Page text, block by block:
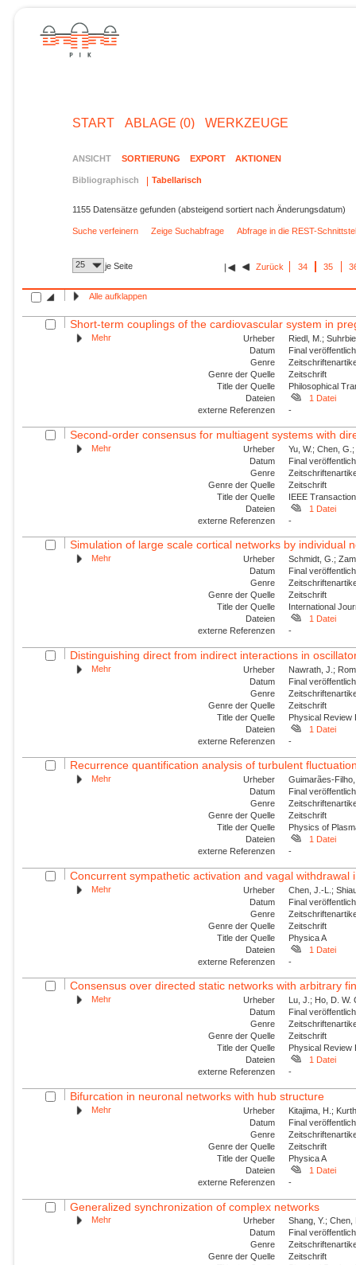
START ABLAGE (0) WERKZEUGE
ANSICHT SORTIERUNG EXPORT AKTIONEN
Bibliographisch Tabellarisch
1155 Datensätze gefunden (absteigend sortiert nach Änderungsdatum)
Suche verfeinern Zeige Suchabfrage Abfrage in die REST-
25 je Seite Zurück 34 35
Alle aufklappen
Short-term couplings of the cardiovascular system in
Mehr Urheber
Riedl, M.;
Datum
Final
Genre
Genre der Quelle
Zeitschrift
Title der Quelle
Philosophical
Dateien
1 Datei
externe Referenzen
-
Second-order consensus for multiagent systems with
Mehr Urheber
Yu, W.; Chen,
Datum
Final
Genre
Genre der Quelle
Zeitschrift
Title der Quelle
IEEE
Dateien
1 Datei
externe Referenzen
-
Simulation of large scale cortical networks by individual
Mehr Urheber
Schmidt, G.;
Datum
Final
Genre
Genre der Quelle
Zeitschrift
Title der Quelle
International
Dateien
1 Datei
externe Referenzen
-
Distinguishing direct from indirect interactions in
Mehr Urheber
Nawrath, J.;
Datum
Final
Genre
Genre der Quelle
Zeitschrift
Title der Quelle
Physical Review
Dateien
1 Datei
externe Referenzen
-
Recurrence quantification analysis of turbulent
Mehr Urheber
Guimarães-
Datum
Final
Genre
Genre der Quelle
Zeitschrift
Title der Quelle
Physics of
Dateien
1 Datei
externe Referenzen
-
Concurrent sympathetic activation and vagal withdrawal
Mehr Urheber
Chen, J.-L.;
Datum
Final
Genre
Genre der Quelle
Zeitschrift
Title der Quelle
Physica A
Dateien
1 Datei
externe Referenzen
-
Consensus over directed static networks with arbitrary
Mehr Urheber
Lu, J.; Ho, D.
Datum
Final
Genre
Genre der Quelle
Zeitschrift
Title der Quelle
Physical Review
Dateien
1 Datei
externe Referenzen
-
Bifurcation in neuronal networks with hub structure
Mehr Urheber
Kitajima, H.;
Datum
Final
Genre
Genre der Quelle
Zeitschrift
Title der Quelle
Physica A
Dateien
1 Datei
externe Referenzen
-
Generalized synchronization of complex networks
Mehr Urheber
Shang, Y.;
Datum
Final
Genre
Genre der Quelle
Zeitschrift